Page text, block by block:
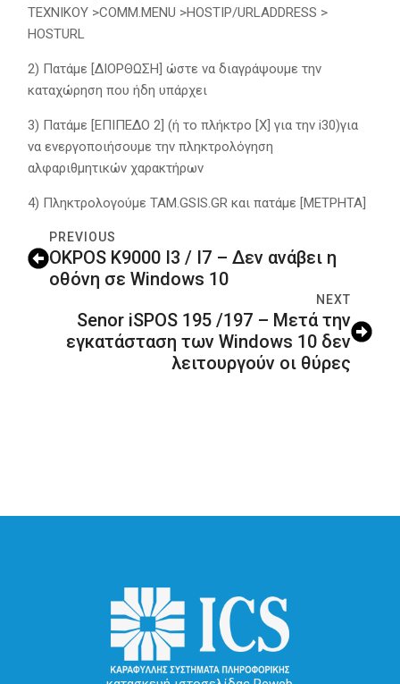
ΤΕΧΝΙΚΟΥ >COMM.MENU >HOSTIP/URLADDRESS >
HOSTURL
2) Πατάμε [ΔΙΟΡΘΩΣΗ] ώστε να διαγράψουμε την
καταχώρηση που ήδη υπάρχει
3) Πατάμε [ΕΠΙΠΕΔΟ 2] (ή το πλήκτρο [Χ] για την i30)για
να ενεργοποιήσουμε την πληκτρολόγηση
αλφαριθμητικών χαρακτήρων
4) Πληκτρολογούμε TAM.GSIS.GR και πατάμε [ΜΕΤΡΗΤΑ]
PREVIOUS
OKPOS K9000 I3 / I7 – Δεν ανάβει η
οθόνη σε Windows 10
NEXT
Senor iSPOS 195 /197 – Μετά την
εγκατάσταση των Windows 10 δεν
λειτουργούν οι θύρες